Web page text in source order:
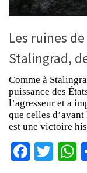
Les ruines
Stalingrad,
Comme à
puissance des
l’agresseur et a
que celles
est une victoire